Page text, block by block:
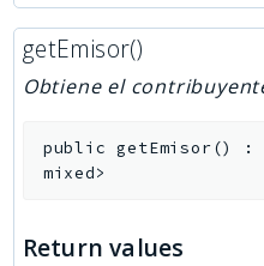
getEmisor()
Obtiene el
public getEmisor() :
mixed>
Return values